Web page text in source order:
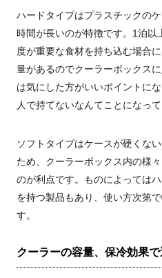
ハードタイプはプラスチックの
時間が長いのが特徴です。1泊以
度が重要な食材を持ち込む場合
量があるのでクーラーボックス
は気にした方がいいポイントに
人で持てないなんてことになっ
ソフトタイプはケースが硬くな
ため、クーラーボックス内の様
のが利点です。ものによっては
を持つ製品もあり、使い方次第
す。
クーラーの容量、保冷効果